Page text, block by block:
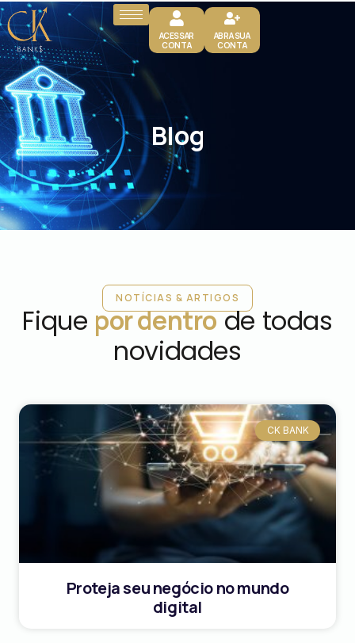
ACESSAR
CONTA
ABRA SUA
CONTA
Blog
NOTÍCIAS & ARTIGOS
Fique por dentrode todas
novidades
CK BANK
Proteja seu negócio no mundo
digital